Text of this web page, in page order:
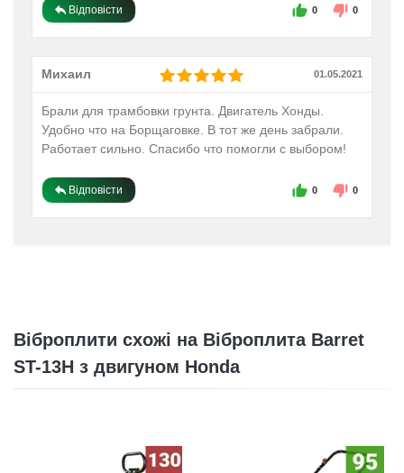
Відповісти 0 0
Михаил 01.05.2021
Брали для трамбовки грунта. Двигатель Хонды.
Удобно что на Борщаговке. В тот же день забрали.
Работает сильно. Спасибо что помогли с выбором!
Відповісти 0 0
Віброплити схожі на Віброплита Barret
ST-13H з двигуном Honda